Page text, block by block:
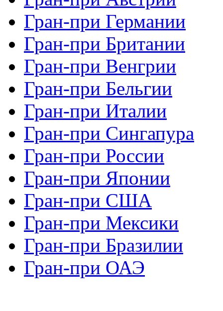
Гран-при Германии
Гран-при Британии
Гран-при Венгрии
Гран-при Бельгии
Гран-при Италии
Гран-при Сингапура
Гран-при России
Гран-при Японии
Гран-при США
Гран-при Мексики
Гран-при Бразилии
Гран-при ОАЭ